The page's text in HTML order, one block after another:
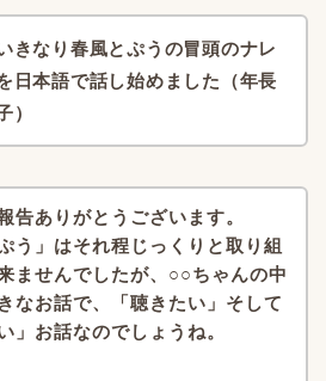
きなり春風とぷうの冒頭のナレ
日本語で話し始めました（年長
）
告ありがとうございます。
う」はそれ程じっくりと取り組
ませんでしたが、 ○○ちゃんの中
なお話で、
「聴きたい」そして
」お話なのでしょうね。